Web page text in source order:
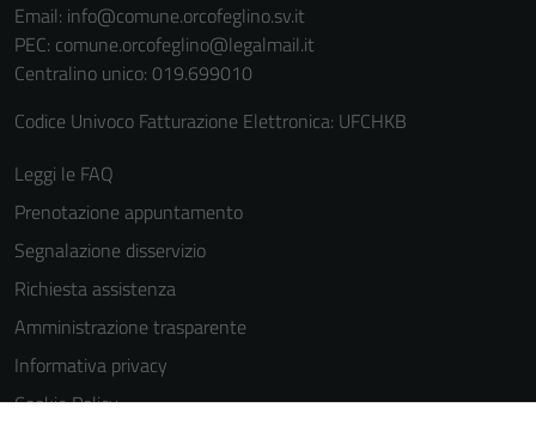
Email: info@comune.orcofeglino.sv.it
PEC: comune.orcofeglino@legalmail.it
Centralino unico: 019.699010
Codice Univoco Fatturazione Elettronica: UFCHKB
Leggi le FAQ
Prenotazione appuntamento
Segnalazione disservizio
Richiesta assistenza
Amministrazione trasparente
Informativa privacy
Cookie Policy